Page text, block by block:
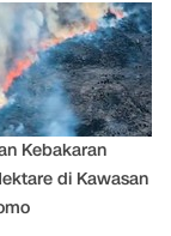
Kebakaran
di Kawasan